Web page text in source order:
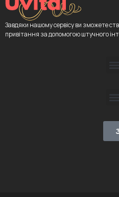
Завдяки нашому сервісу ви зможете
привітання за допомогою штучного